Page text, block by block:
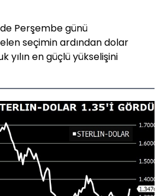
Perşembe günü
seçimin ardından dolar
yılın en güçlü yükselişini